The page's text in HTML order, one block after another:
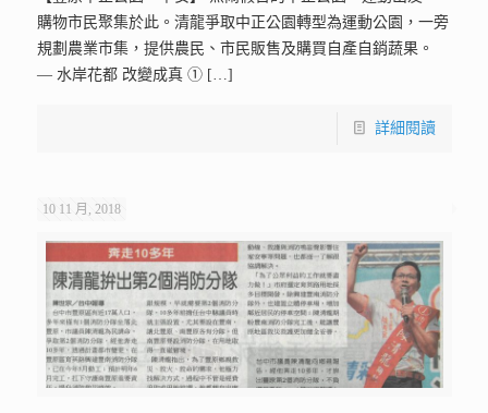
購物市民聚集於此。清龍爭取中正公園轉型為運動公園，一旁
規劃農業市集，提供農民、市民販售及購買自產自銷蔬果。
— 水岸花都 改變成真 ①[…]
詳細閱讀
10 11 月, 2018